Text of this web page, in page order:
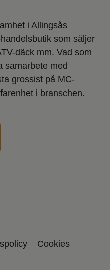
i Allingsås
som säljer
däck mm. Vad som
samarbete med
grossist på MC-
i branschen.
Cookies